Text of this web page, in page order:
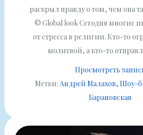
раскрыл правду о том, чем она
© Global look Сегодня многие
от стресса в религии. Кто-то
молитвой, а кто-то
Просмотреть
Метки: Андрей Малахов Шоу-
Барановская